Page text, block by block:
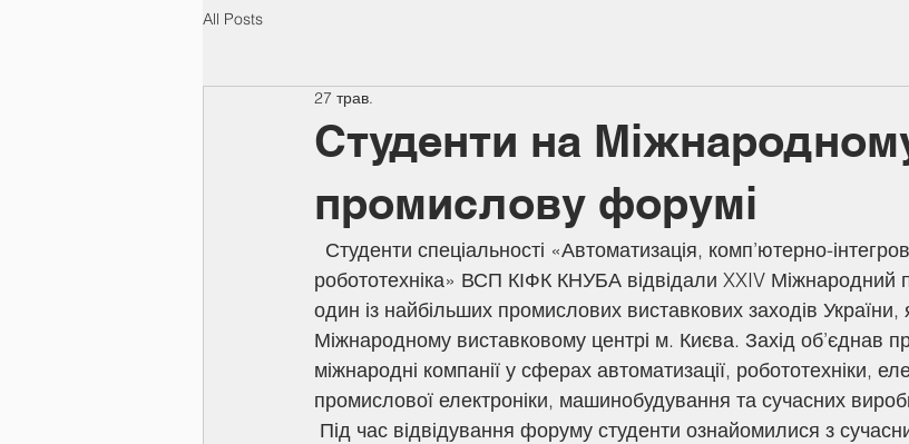
All Posts
Студенти на
промислову форумі
27 трав.
робототехніка» ВСП КІФК КНУБА відвідали XXIV
один із найбільших промислових виставкових заходів
Міжнародному виставковому центрі м. Києва. Захід об’єднав
міжнародні компанії у сферах автоматизації, робототехніки,
промислової електроніки, машинобудування та сучасних